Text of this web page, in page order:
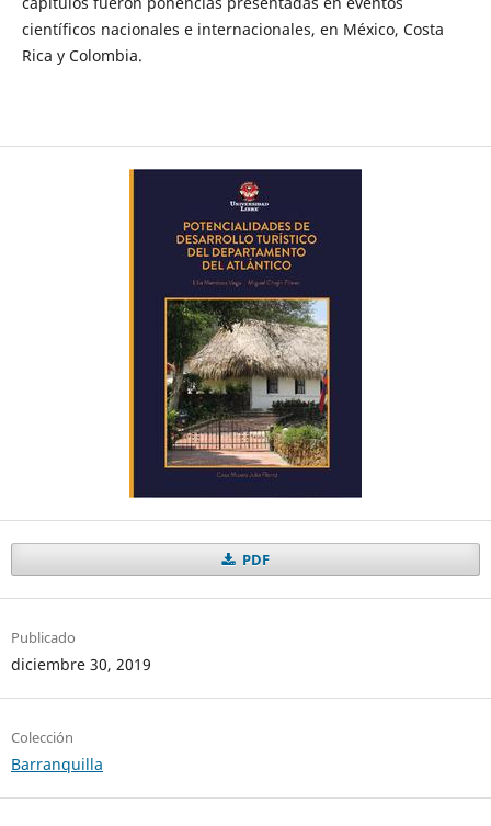
científicos nacionales e internacionales, en México, Costa
Rica y Colombia.
PDF
Publicado
diciembre 30, 2019
Colección
Barranquilla